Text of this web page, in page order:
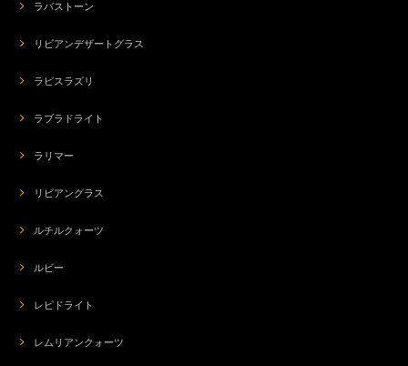
ラバストーン
リビアンデザートグラス
ラピスラズリ
ラブラドライト
ラリマー
リビアングラス
ルチルクォーツ
ルビー
レピドライト
レムリアンクォーツ